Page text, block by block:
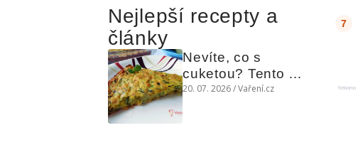
Nejlepší recepty a
články
Nevíte, co s
cuketou? Tento
levný slaný koláč
20. 07. 2026 / Vaření.cz Reklama